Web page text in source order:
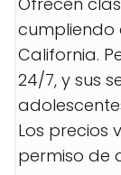
cumpliendo
California.
24/7, y sus
Los precios
permiso de